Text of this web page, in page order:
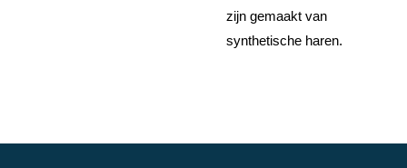
zijn gemaakt van
synthetische haren.